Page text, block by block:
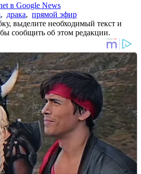
в Google News
, драка, прямой эфир
выделите необходимый текст и
сообщить об этом редакции.